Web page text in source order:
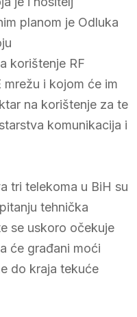
planom je Odluka
korištenje RF
mrežu i kojom će im
na korištenje za te
komunikacija i
tri telekoma u BiH su
tehnička
se uskoro očekuje
će građani moći
do kraja tekuće